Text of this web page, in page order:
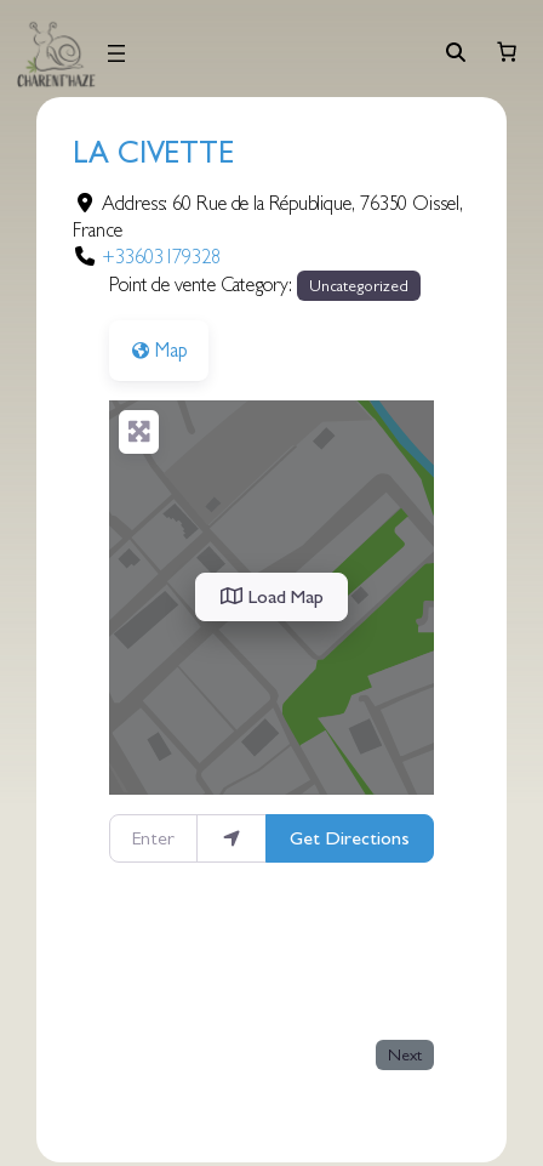
contenu
LA CIVETTE
Address: 60 Rue de la République, 76350 Oissel,
France
+33603179328
Point de vente Category:
Uncategorized
Map
Load Map
Enter your location
Get Directions
Next